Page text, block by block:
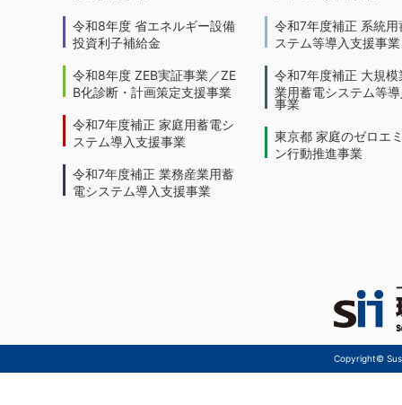
令和8年度 省エネルギー設備
投資利子補給金
令和8年度 ZEB実証事業／ZE
B化診断・計画策定支援事業
令和7年度補正 家庭用蓄電シ
ステム導入支援事業
令和7年度補正 業務産業用蓄
電システム導入支援事業
令和7年度補正 系統用
ステム等導入支援事業
令和7年度補正 大規模
業用蓄電システム等
事業
東京都 家庭のゼロエ
ン行動推進事業
Copyright©